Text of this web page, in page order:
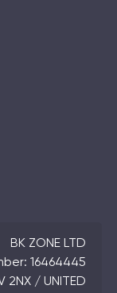
BK ZONE LTD
16464445
2NX / UNITED